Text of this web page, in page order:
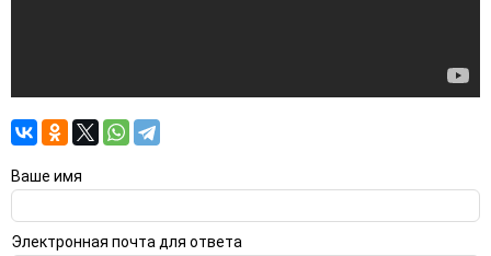
Ваше имя
Электронная почта для ответа